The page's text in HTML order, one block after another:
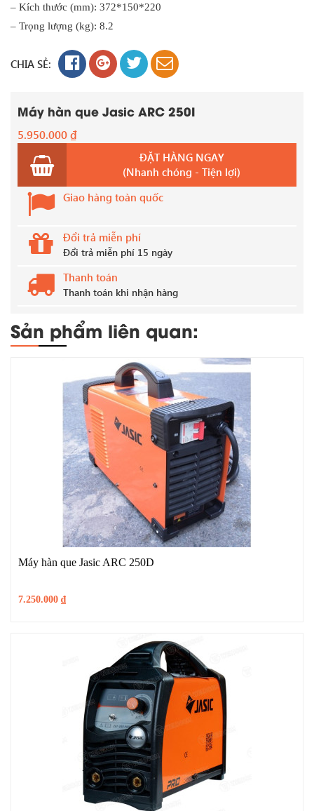
– Kích thước (mm): 372*150*220
– Trọng lượng (kg): 8.2
CHIA SẺ:
Máy hàn que Jasic ARC 250I
5.950.000₫
ĐẶT HÀNG NGAY
(Nhanh chóng - Tiện lợi)
Giao hàng toàn quốc
Đổi trả miễn phí
Đổi trả miễn phí 15 ngày
Thanh toán
Thanh toán khi nhận hàng
Sản phẩm liên quan:
Máy hàn que Jasic ARC 250D
7.250.000 ₫